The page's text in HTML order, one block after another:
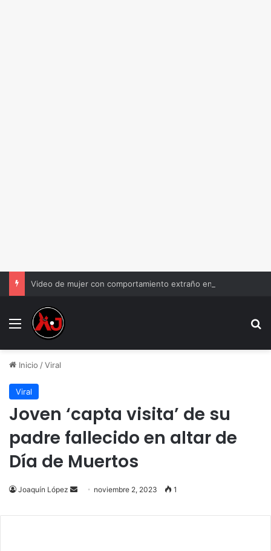
Menu
Inicio /Viral
Viral
Joven ‘capta visita’ de su
padre fallecido en altar de
Día de Muertos
Joaquín López
Send
email
noviembre 2, 2023 1